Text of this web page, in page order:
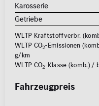
Karosserie
Getriebe
WLTP Kraftstoffverbr.
WLTP CO2-Emissionen
g/km
WLTP CO2-Klasse (komb.) /
Fahrzeugpreis